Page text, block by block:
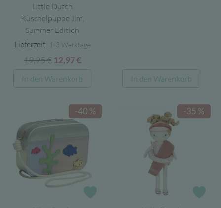
Little Dutch
Kuschelpuppe Jim,
Summer Edition
Lieferzeit: 1-3 Werktage
19,95€ Ursprünglicher
Preis
war:
12,97€Aktueller
Preis
ist:
In den Warenkorb In den Warenkorb
-40 % -35 %